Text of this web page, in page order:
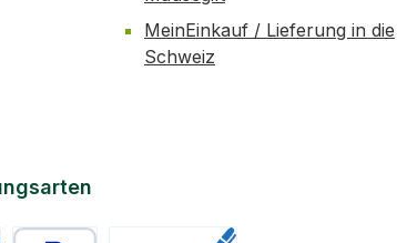
MeinEinkauf / Lieferung in die
Schweiz